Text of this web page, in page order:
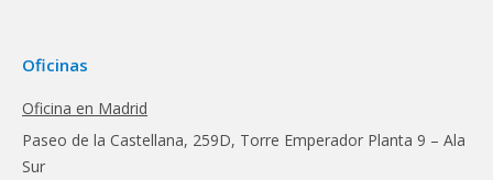
Oficinas
Oficina en Madrid
Paseo de la Castellana, 259D, Torre Emperador Planta 9 – Ala
Sur